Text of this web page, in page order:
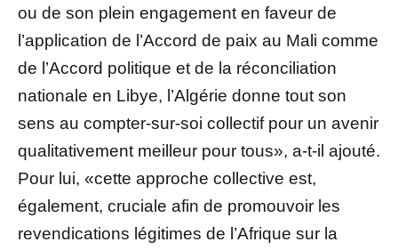
ou de son plein engagement en faveur de
l’application de l’Accord de paix au Mali comme
de l’Accord politique et de la réconciliation
nationale en Libye, l’Algérie donne tout son
sens au compter-sur-soi collectif pour un avenir
qualitativement meilleur pour tous», a-t-il ajouté.
Pour lui, «cette approche collective est,
également, cruciale afin de promouvoir les
revendications légitimes de l’Afrique sur la